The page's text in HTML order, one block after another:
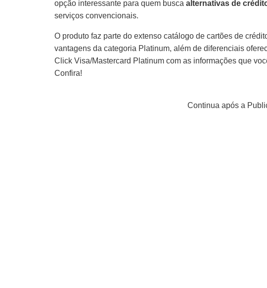
opção interessante para quem busca alternativas de
serviços convencionais.
O produto faz parte do extenso catálogo de cartões de
vantagens da categoria Platinum, além de diferenciais
Click Visa/Mastercard Platinum com as informações que
Confira!
Continua após a